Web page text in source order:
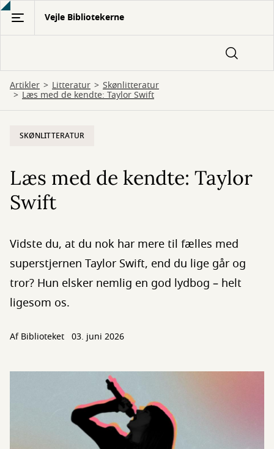
Gå
hovedindhold
Vejle Bibliotekerne
Artikler Litteratur Skønlitteratur
Læs med de kendte: Taylor Swift
SKØNLITTERATUR
Læs med de kendte: Taylor
Swift
Vidste du, at du nok har mere til fælles med
superstjernen Taylor Swift, end du lige går og
tror? Hun elsker nemlig en god lydbog – helt
ligesom os.
Af Biblioteket 03. juni 2026